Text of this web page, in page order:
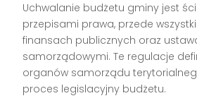
Uchwalanie budżetu gminy jest
przepisami prawa, przede
finansach publicznych oraz
samorządowymi. Te regulacje
organów samorządu
proces legislacyjny budżetu.